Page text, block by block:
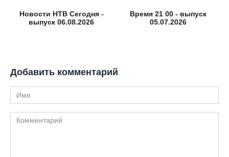
Новости НТВ Сегодня -
выпуск 06.08.2026
Время 21 00 - выпуск
05.07.2026
Добавить комментарий
Имя
Комментарий